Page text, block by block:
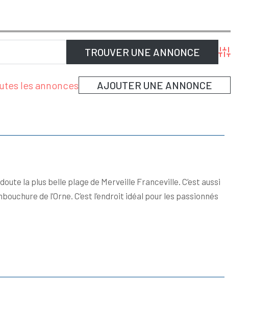
Advanced
les annonces AJOUTER UNE ANNONCE
la plus belle plage de Merveille Franceville. C’est aussi
de l’Orne. C’est l’endroit idéal pour les passionnés